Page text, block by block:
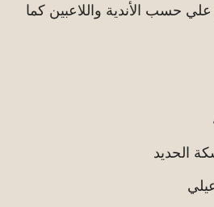
(1953-1954) علي حسب الأندية واللاعبين كما
الحديد